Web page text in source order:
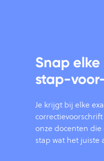
Snap
stap-
Je krijgt bij elke
onze docenten
stap wat het juiste